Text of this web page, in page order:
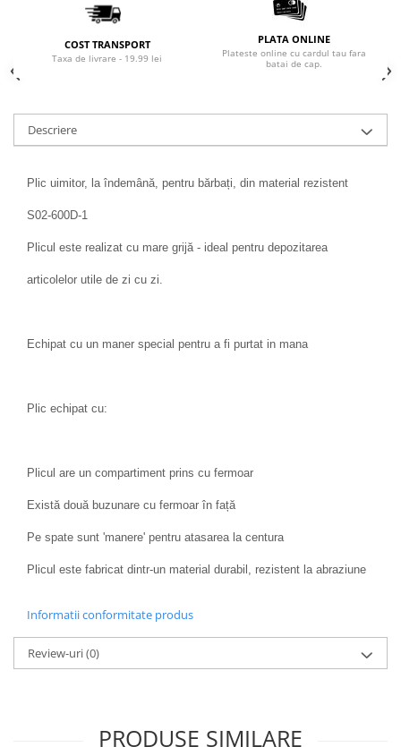
COST TRANSPORT
Taxa de livrare - 19.99 lei
PLATA ONLINE
Plateste online cu cardul tau fara
batai de cap.
Descriere
Plic uimitor, la îndemână, pentru bărbați, din material rezistent
S02-600D-1
Plicul este realizat cu mare grijă - ideal pentru depozitarea
articolelor utile de zi cu zi.
Echipat cu un maner special pentru a fi purtat in mana
Plic echipat cu:
Plicul are un compartiment prins cu fermoar
Există două buzunare cu fermoar în față
Pe spate sunt 'manere' pentru atasarea la centura
Plicul este fabricat dintr-un material durabil, rezistent la abraziune
Informatii conformitate produs
Review-uri(0)
PRODUSE SIMILARE